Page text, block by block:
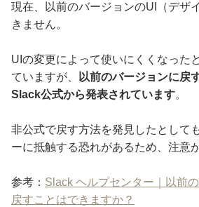
現在、以前のバージョンのUI（デザ
きません。
UIの変更によって使いにくくなった
ていますが、 以前のバージョンに戻
Slack公式から発表されています。
非公式で戻す方法を発見したとして
ーに抵触する恐れがあるため、注意
参考： Slack ヘルプセンター｜以前
戻すことはできますか？